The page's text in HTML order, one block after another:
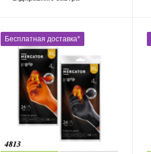
Бесплатная доставка*